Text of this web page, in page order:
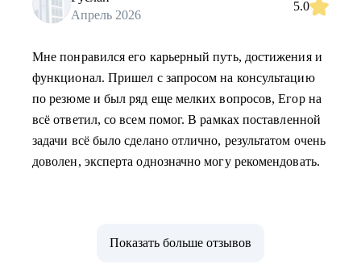
Апрель 2026
5.0
Мне понравился его карьерный путь, достижения и
функционал. Пришел с запросом на консультацию
по резюме и был ряд еще мелких вопросов, Егор на
всё ответил, со всем помог. В рамках поставленной
задачи всё было сделано отлично, результатом очень
доволен, эксперта однозначно могу рекомендовать.
Показать больше отзывов